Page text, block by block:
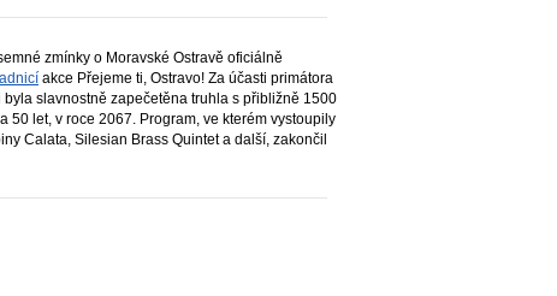
zmínky o Moravské Ostravě oficiálně
akce Přejeme ti, Ostravo! Za účasti primátora
slavnostně zapečetěna truhla s přibližně 1500
50 let, v roce 2067. Program, ve kterém vystoupily
Calata, Silesian Brass Quintet a další, zakončil